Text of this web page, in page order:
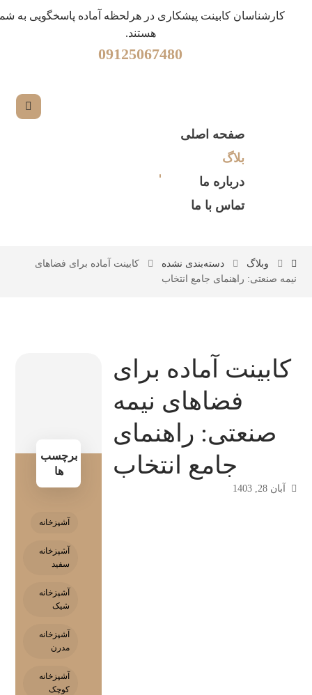
کارشناسان کابینت پیشکاری در هرلحظه آماده پاسخگویی به
هستند.
09125067480
صفحه اصلی
بلاگ
درباره ما
تماس با ما
وبلاگ دسته‌بندی نشده
کابینت آماده برای فضاهای
نیمه صنعتی: راهنمای جامع انتخاب
کابینت آماده برای
فضاهای نیمه
صنعتی: راهنمای
جامع انتخاب
آبان 28, 1403
برچسب
ها
آشپزخانه
آشپزخانه
سفید
آشپزخانه
شیک
آشپزخانه
مدرن
آشپزخانه
کوچک